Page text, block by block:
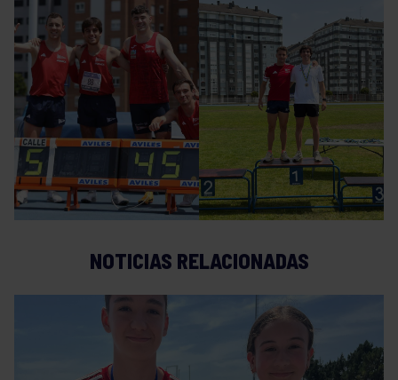
NOTICIAS RELACIONADAS